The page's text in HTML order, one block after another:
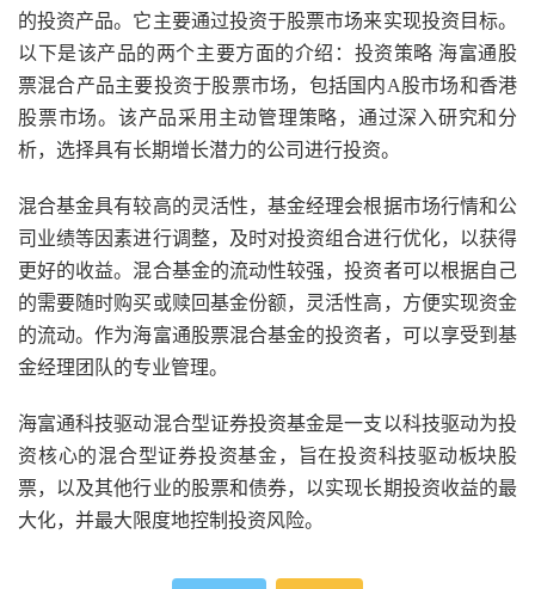
的投资产品。它主要通过投资于股票市场来实现投资目标。
以下是该产品的两个主要方面的介绍：投资策略 海富通股
票混合产品主要投资于股票市场，包括国内A股市场和香港
股票市场。该产品采用主动管理策略，通过深入研究和分
析，选择具有长期增长潜力的公司进行投资。
混合基金具有较高的灵活性，基金经理会根据市场行情和公
司业绩等因素进行调整，及时对投资组合进行优化，以获得
更好的收益。混合基金的流动性较强，投资者可以根据自己
的需要随时购买或赎回基金份额，灵活性高，方便实现资金
的流动。作为海富通股票混合基金的投资者，可以享受到基
金经理团队的专业管理。
海富通科技驱动混合型证券投资基金是一支以科技驱动为投
资核心的混合型证券投资基金，旨在投资科技驱动板块股
票，以及其他行业的股票和债券，以实现长期投资收益的最
大化，并最大限度地控制投资风险。